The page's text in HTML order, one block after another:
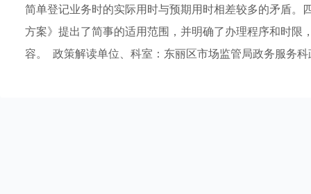
简单登记业务时的实际用时与预期用时相差较多的矛盾
方案》提出了简事的适用范围，并明确了办理程序和时
容。 政策解读单位、科室：东丽区市场监管局政务服务